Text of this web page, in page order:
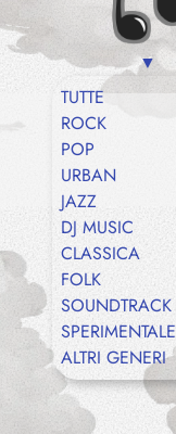
TUTTE
ROCK
POP
URBAN
JAZZ
DJ MUSIC
CLASSICA
FOLK
SOUNDTRACK
SPERIMENTALE
ALTRI GENERI